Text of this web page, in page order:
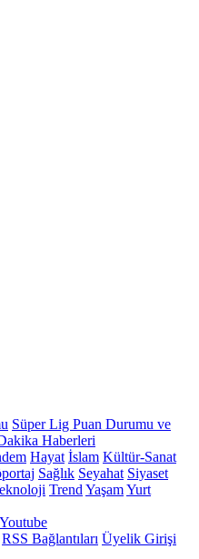
Süper Lig Puan Durumu ve
Haberleri
Hayat İslam Kültür-Sanat
Sağlık Seyahat Siyaset
Trend YaşamYurt
Youtube
RSS Bağlantıları Üyelik Girişi